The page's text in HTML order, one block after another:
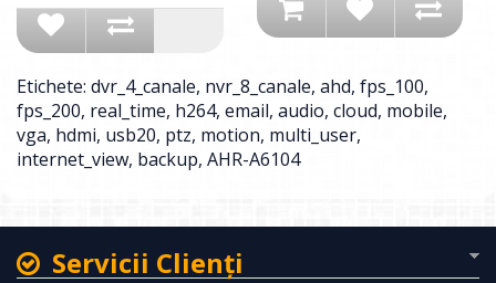
Etichete: dvr_4_canale, nvr_8_canale, ahd, fps_100,
fps_200, real_time, h264, email, audio, cloud, mobile,
vga, hdmi, usb20, ptz, motion, multi_user,
internet_view, backup, AHR-A6104
Servicii Clienţi